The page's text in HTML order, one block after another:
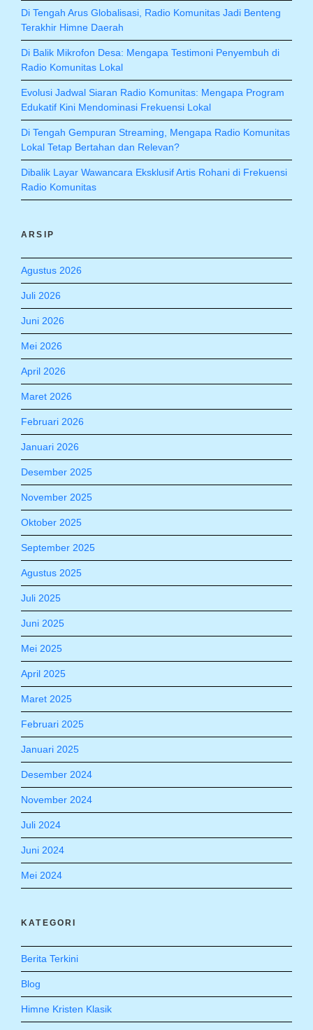
Di Tengah Arus Globalisasi, Radio Komunitas Jadi Benteng
Terakhir Himne Daerah
Di Balik Mikrofon Desa: Mengapa Testimoni Penyembuh di
Radio Komunitas Lokal
Evolusi Jadwal Siaran Radio Komunitas: Mengapa Program
Edukatif Kini Mendominasi Frekuensi Lokal
Di Tengah Gempuran Streaming, Mengapa Radio Komunitas
Lokal Tetap Bertahan dan Relevan?
Dibalik Layar Wawancara Eksklusif Artis Rohani di Frekuensi
Radio Komunitas
ARSIP
Agustus 2026
Juli 2026
Juni 2026
Mei 2026
April 2026
Maret 2026
Februari 2026
Januari 2026
Desember 2025
November 2025
Oktober 2025
September 2025
Agustus 2025
Juli 2025
Juni 2025
Mei 2025
April 2025
Maret 2025
Februari 2025
Januari 2025
Desember 2024
November 2024
Juli 2024
Juni 2024
Mei 2024
KATEGORI
Berita Terkini
Blog
Himne Kristen Klasik